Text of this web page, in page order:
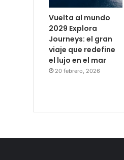
Vuelta al mundo
2029 Explora
Journeys: el gran
viaje que redefine
el lujo en el mar
20 febrero, 2026